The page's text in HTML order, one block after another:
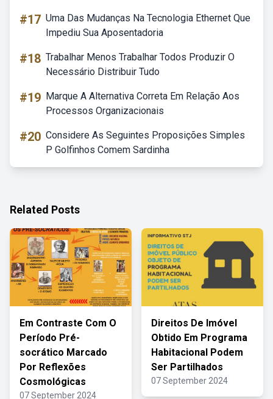
#17 Uma Das Mudanças Na Tecnologia Ethernet Que
Impediu Sua Aposentadoria
#18 Trabalhar Menos Trabalhar Todos Produzir O
Necessário Distribuir Tudo
#19 Marque A Alternativa Correta Em Relação Aos
Processos Organizacionais
#20 Considere As Seguintes Proposições Simples
P Golfinhos Comem Sardinha
Related Posts
Em Contraste Com O
Período Pré-
socrático Marcado
Por Reflexões
Cosmológicas
07 September 2024
Direitos De Imóvel
Obtido Em Programa
Habitacional Podem
Ser Partilhados
07 September 2024